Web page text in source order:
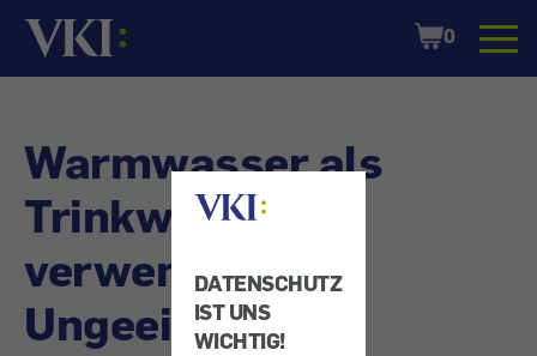
DATENSCHUTZ
IST UNS
WICHTIG!
Startseite
Shopping
Cart
0
Warmwasser als
Trinkwasser
verwenden -
Ungeeignet